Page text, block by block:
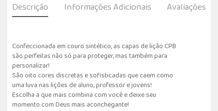
Descrição Informações Adicionais Avaliações
Confeccionada em couro sintético, as capas de lição CPB
são perfeitas não só para proteger, mas também para
personalizar!
São oito cores discretas e sofisticadas que caem como
uma luva nas lições de aluno, professor e jovens!
Escolha a que mais combina com você e deixe seu
momento com Deus mais aconchegante!